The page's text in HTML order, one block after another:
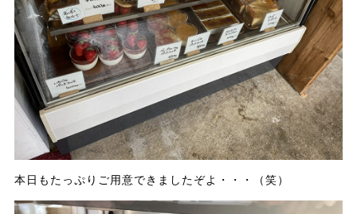
本日もたっぷりご用意できましたぞよ・・・（笑）